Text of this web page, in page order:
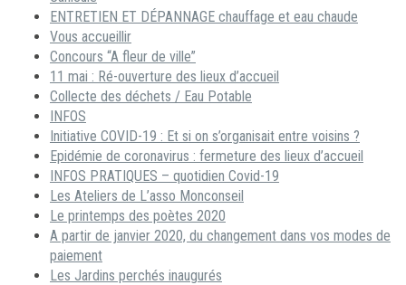
ENTRETIEN ET DÉPANNAGE chauffage et eau chaude
Vous accueillir
Concours “A fleur de ville”
11 mai : Ré-ouverture des lieux d’accueil
Collecte des déchets / Eau Potable
INFOS
Initiative COVID-19 : Et si on s’organisait entre voisins ?
Epidémie de coronavirus : fermeture des lieux d’accueil
INFOS PRATIQUES – quotidien Covid-19
Les Ateliers de L’asso Monconseil
Le printemps des poètes 2020
A partir de janvier 2020, du changement dans vos modes de
paiement
Les Jardins perchés inaugurés